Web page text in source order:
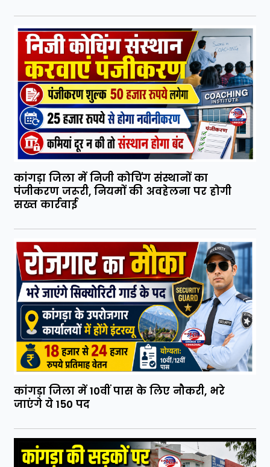
कांगड़ा जिला में निजी कोचिंग संस्थानों का
पंजीकरण जरूरी, नियमों की अवहेलना पर होगी
सख्त कार्रवाई
कांगड़ा जिला में 10वीं पास के लिए नौकरी, भरे
जाएंगे ये 150 पद